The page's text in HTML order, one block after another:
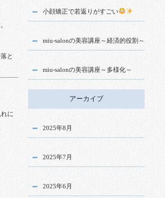
落と
に
小顔矯正で若返りがすごい
miu-salonの美容講座～経済的役割～
miu-salonの美容講座～多様化～
アーカイブ
2025年8月
2025年7月
2025年6月